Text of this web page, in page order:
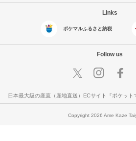
Links
ポケマルふるさと納税
Follow us
日本最大級の産直（産地直送）ECサイト『ポケット
Copyright 2026 Ame Kaze